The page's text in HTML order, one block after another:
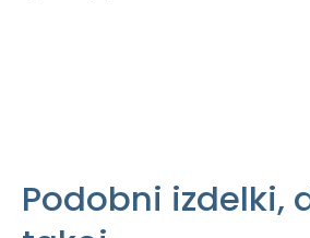
Podobni izdelki,